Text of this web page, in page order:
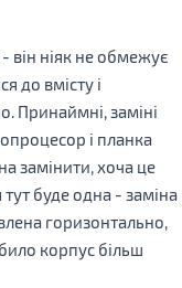
він ніяк не обмежує
до вмісту і
Принаймні, заміні
і планка
замінити, хоча це
буде одна - заміна
​​горизонтально,
корпус більш